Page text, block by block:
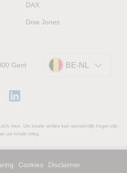
DAX
Dow Jones
Gent BE-NL
mee. Uw totale verlies kan aanzienlijk hoger zijn
uw totale inleg.
Cookies
Disclaimer